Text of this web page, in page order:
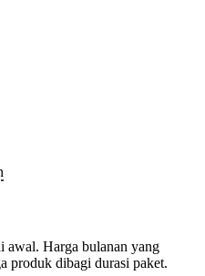
awal. Harga bulanan yang
produk dibagi durasi paket.